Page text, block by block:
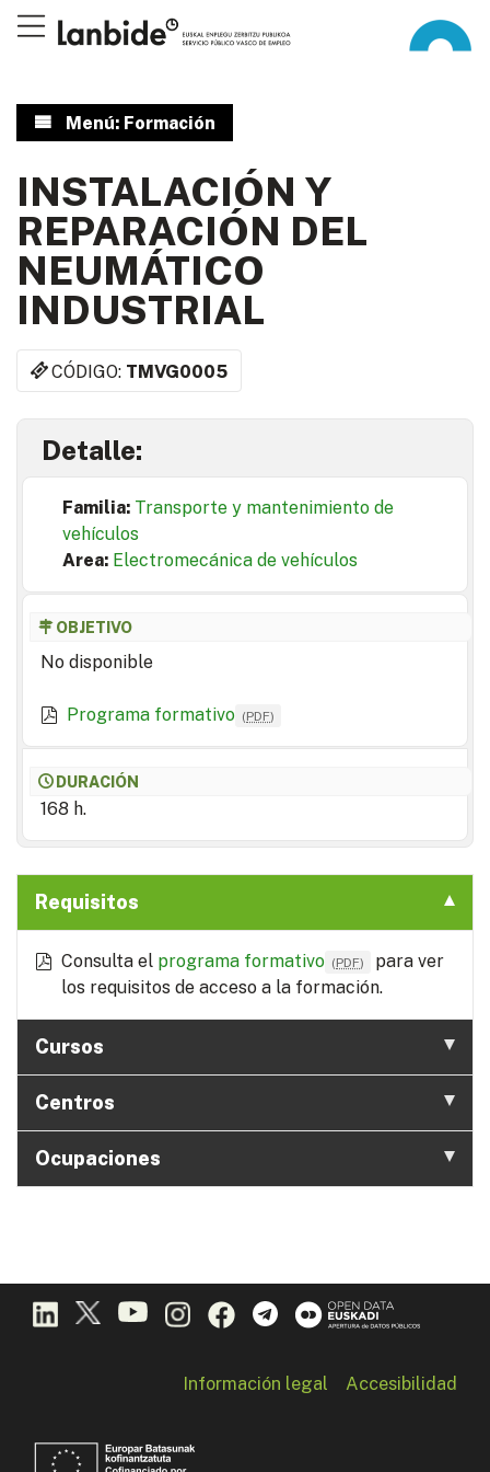
Menú: Formación
INSTALACIÓN Y
REPARACIÓN DEL
NEUMÁTICO
INDUSTRIAL
CÓDIGO: TMVG0005
Detalle:
Familia: Transporte y mantenimiento de
vehículos
Area: Electromecánica de vehículos
OBJETIVO
No disponible
Programa formativo (PDF)
DURACIÓN
168 h.
Requisitos
Consulta el programa formativo (PDF)
para ver
los requisitos de acceso a la formación.
Cursos
Centros
Ocupaciones
Información legal Accesibilidad